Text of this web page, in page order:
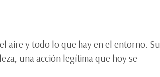
aire y todo lo que hay en el entorno. Su
una acción legítima que hoy se